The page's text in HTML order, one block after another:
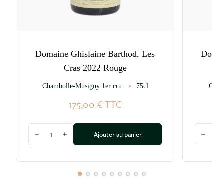
Domaine Ghislaine Barthod, Les
Cras 2022 Rouge
Chambolle-Musigny 1er cru 75cl
175,00 €TTC
Quantité
Diminuer la quantité
Augmenter la quantité
Ajouter au panier
Quantité